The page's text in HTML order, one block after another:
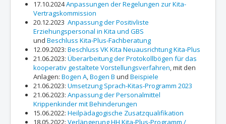
17.10.2024Anpassungen der Regelungen zur Kita-
Vertragskommission
20.12.2023 Anpassung der Positivliste
Erziehungspersonal in Kita und GBS
und Beschluss Kita-Plus-Fachberatung
12.09.2023: Beschluss VK Kita Neuausrichtung Kita-Plus
21.06.2023: Überarbeitung der Protokollbögen für das
kooperativ gestaltete Vorstellungsverfahren, mit den
Anlagen: Bogen A,Bogen B und Beispiele
21.06.2023: Umsetzung Sprach-Kitas-Programm 2023
21.06.2023: Anpassung der Personalmittel
Krippenkinder mit Behinderungen
15.06.2022: Heilpädagogische Zusatzqualifikation
18.05.2022: Verlängerung HH Kita-Plus-Programm /